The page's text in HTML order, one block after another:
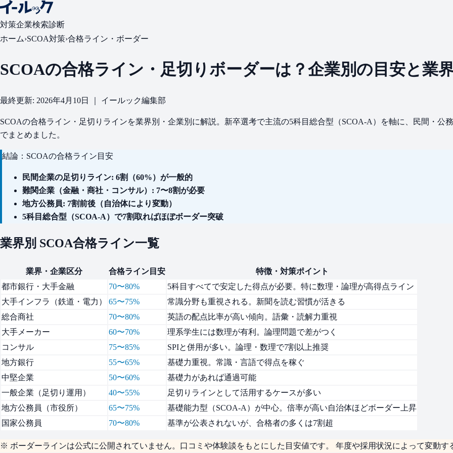
対策企業検索診断
ホーム›SCOA対策›合格ライン・ボーダー
SCOAの合格ライン・足切りボーダーは？企業別の目安と業
最終更新: 2026年4月10日 ｜ イールック編集部
SCOAの合格ライン・足切りラインを業界別・企業別に解説。新卒選考で主流の5科目総合型（SCOA-A）を軸に、民間・公
でまとめました。
結論：SCOAの合格ライン目安
民間企業の足切りライン: 6割（60%）が一般的
難関企業（金融・商社・コンサル）: 7〜8割が必要
地方公務員: 7割前後（自治体により変動）
5科目総合型（SCOA-A）で7割取ればほぼボーダー突破
業界別 SCOA合格ライン一覧
業界・企業区分 合格ライン目安
特徴・対策ポイント
都市銀行・大手金融
70〜80%
5科目すべてで安定した得点が必要。特に数理・論理が高得点ライン
大手インフラ（鉄道・電力）
65〜75%
常識分野も重視される。新聞を読む習慣が活きる
総合商社
70〜80%
英語の配点比率が高い傾向。語彙・読解力重視
大手メーカー
60〜70%
理系学生には数理が有利。論理問題で差がつく
コンサル
75〜85%
SPIと併用が多い。論理・数理で7割以上推奨
地方銀行
55〜65%
基礎力重視。常識・言語で得点を稼ぐ
中堅企業
50〜60%
基礎力があれば通過可能
一般企業（足切り運用）
40〜55%
足切りラインとして活用するケースが多い
地方公務員（市役所）
65〜75%
基礎能力型（SCOA-A）が中心。倍率が高い自治体ほどボーダー上昇
国家公務員
70〜80% 基準が公表されないが、合格者の多くは7割超
※ ボーダーラインは公式に公開されていません。口コミや体験談をもとにした 目安値です。 年度や採用状況によって変動す